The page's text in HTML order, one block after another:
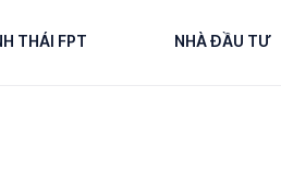
THÁI FPT NHÀ ĐẦU TƯ